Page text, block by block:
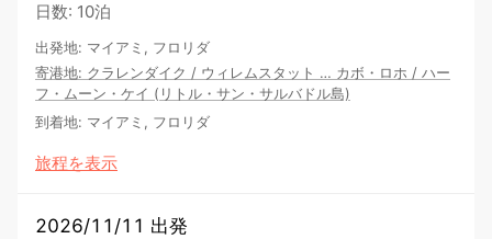
日数: 10泊
出発地: マイアミ, フロリダ
寄港地: クラレンダイク / ウィレムスタット … カボ・ロホ / ハー
フ・ムーン・ケイ (リトル・サン・サルバドル島)
到着地: マイアミ, フロリダ
旅程を表示
2026/11/11 出発